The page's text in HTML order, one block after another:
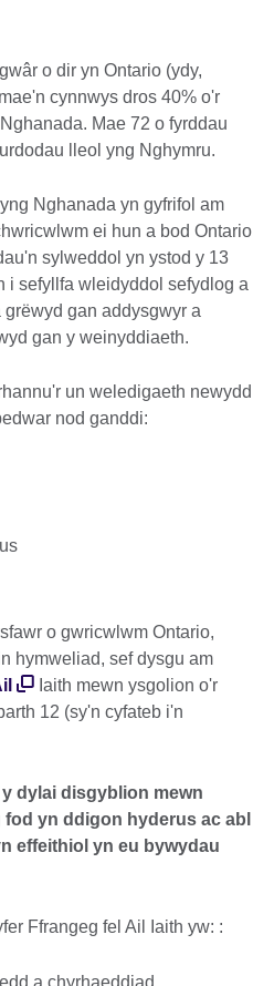
o dir yn Ontario (ydy,
cynnwys dros 40% o'r
Mae 72 o fyrddau
lleol yng Nghymru.
Nghanada yn gyfrifol am
ei hun a bod Ontario
sylweddol yn ystod y 13
i sefyllfa wleidyddol sefydlog a
gan addysgwyr a
gan y weinyddiaeth.
un weledigaeth newydd
nod ganddi:
o gwricwlwm Ontario,
hymweliad, sef dysgu am
Iaith mewn ysgolion o'r
12 (sy'n cyfateb i'n
y dylai disgyblion mewn
yn ddigon hyderus ac abl
effeithiol yn eu bywydau
Ffrangeg fel Ail Iaith yw: :